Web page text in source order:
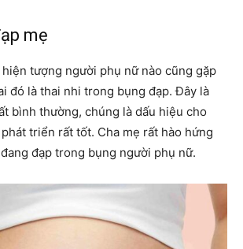
mẹ
tượng người phụ nữ nào cũng gặp
đó là thai nhi trong bụng đạp. Đây là
bình thường, chúng là dấu hiệu cho
triển rất tốt. Cha mẹ rất hào hứng
đạp trong bụng người phụ nữ.